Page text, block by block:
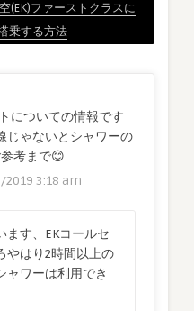
(EK)ファーストクラスに
乗する方法
についての情報です
じゃないとシャワーの
考まで😊
3:18 am
ます、EKコールセ
やはり2時間以上の
ャワーは利用でき